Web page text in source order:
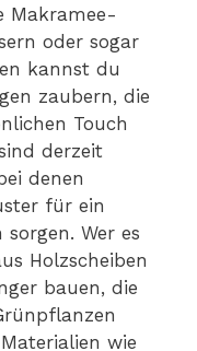
Makramee-
oder sogar
kannst du
zaubern, die
Touch
derzeit
denen
für ein
Wer es
Holzscheiben
bauen, die
wie